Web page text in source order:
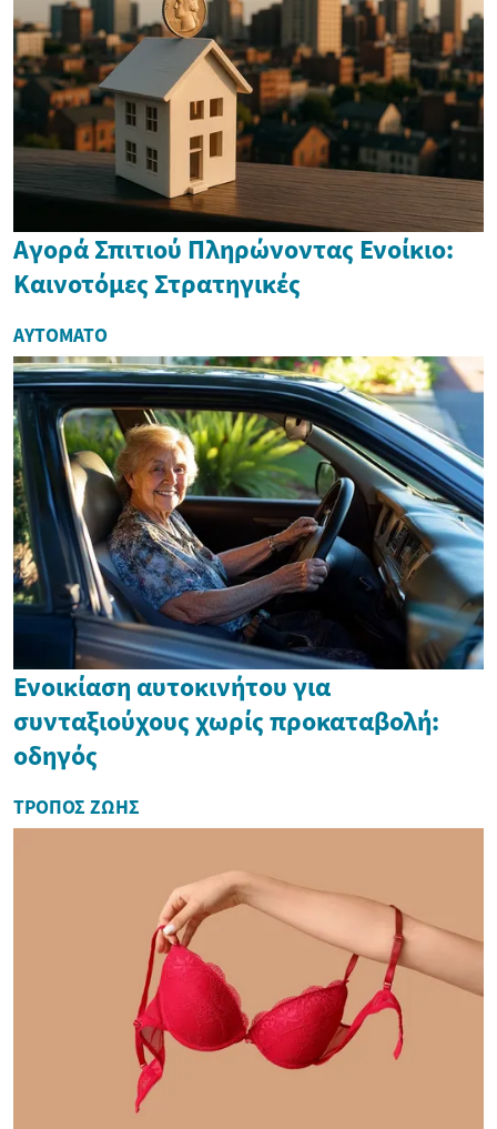
Αγορά Σπιτιού Πληρώνοντας Ενοίκιο:
Καινοτόμες Στρατηγικές
ΑΥΤΌΜΑΤΟ
Ενοικίαση αυτοκινήτου για
συνταξιούχους χωρίς προκαταβολή:
οδηγός
ΤΡΌΠΟΣ ΖΩΉΣ